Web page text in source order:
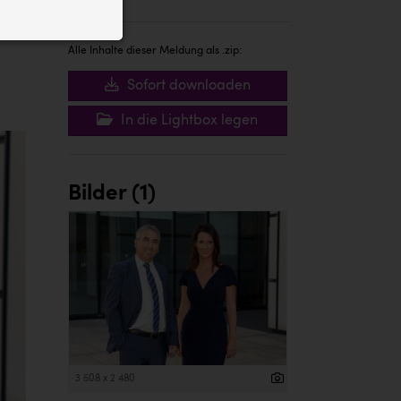
Alle Inhalte dieser Meldung als .zip:
Sofort downloaden
In die Lightbox legen
Bilder (1)
3 508 x 2 480
Website